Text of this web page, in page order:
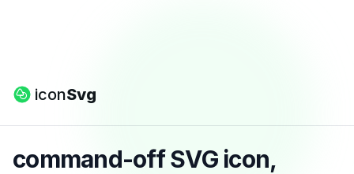
iconSvg
command-off SVG icon,